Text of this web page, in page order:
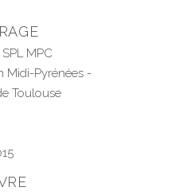
MPC
Midi-Pyrénées -
Toulouse